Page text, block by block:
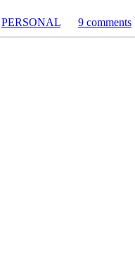
PERSONAL 9 comments